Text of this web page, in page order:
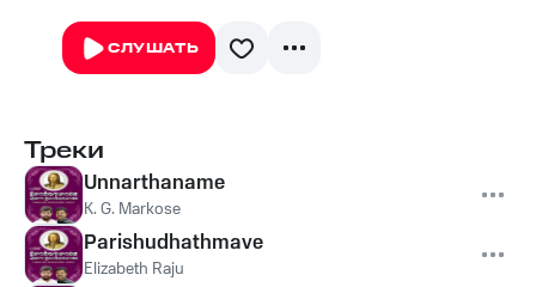
СЛУШАТЬ
Треки
Unnarthaname
K. G. Markose
Parishudhathmave
Elizabeth Raju